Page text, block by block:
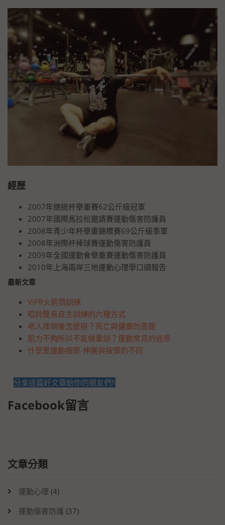
經歷
2007年總統杯舉重賽62公斤級冠軍
2007年國際馬拉松邀請賽運動傷害防護員
2008年青少年杯舉重錦標賽69公斤級季軍
2008年洲際杯棒球賽運動傷害防護員
2009年全國運動會舉重賽運動傷害防護員
2010年上海兩岸三地運動心理學口頭報告
最新文章
ViPR火箭筒訓練
啞鈴簡易自主訓練的六種方式
老人摔倒後怎麼辦？死亡與健康的差距
肌力不夠所以不能做重訓？運動常見的迷思
什麼是運動按摩-伸展與按摩的不同
分享這篇好文章給你的朋友們!!
Facebook留言
文章分類
運動心理 (4)
運動傷害防護 (37)